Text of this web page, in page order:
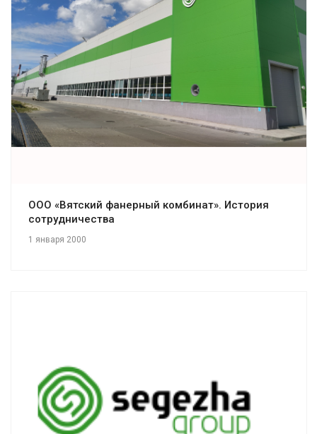
Смотреть проект
ООО «Вятский фанерный комбинат». История
сотрудничества
1 января 2000